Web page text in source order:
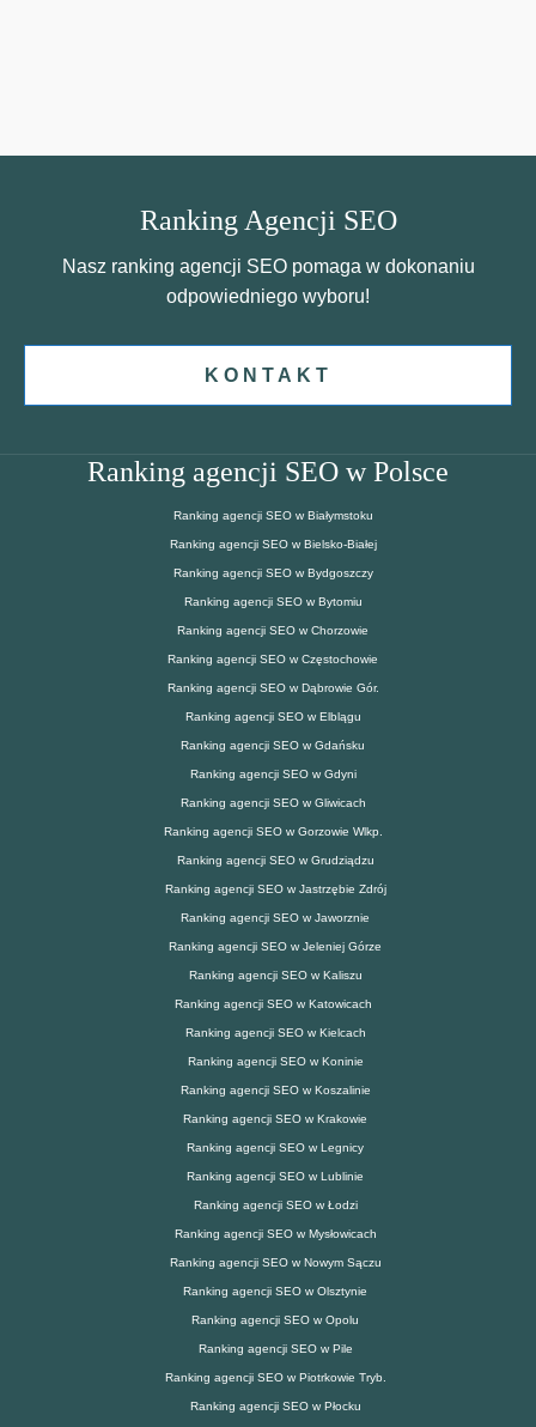
Ranking Agencji SEO
Nasz ranking agencji SEO pomaga w dokonaniu
odpowiedniego wyboru!
KONTAKT
Ranking agencji SEO w Polsce
Ranking agencji SEO w Białymstoku
Ranking agencji SEO w Bielsko-Białej
Ranking agencji SEO w Bydgoszczy
Ranking agencji SEO w Bytomiu
Ranking agencji SEO w Chorzowie
Ranking agencji SEO w Częstochowie
Ranking agencji SEO w Dąbrowie Gór.
Ranking agencji SEO w Elblągu
Ranking agencji SEO w Gdańsku
Ranking agencji SEO w Gdyni
Ranking agencji SEO w Gliwicach
Ranking agencji SEO w Gorzowie Wlkp.
Ranking agencji SEO w Grudziądzu
Ranking agencji SEO w Jastrzębie Zdrój
Ranking agencji SEO w Jaworznie
Ranking agencji SEO w Jeleniej Górze
Ranking agencji SEO w Kaliszu
Ranking agencji SEO w Katowicach
Ranking agencji SEO w Kielcach
Ranking agencji SEO w Koninie
Ranking agencji SEO w Koszalinie
Ranking agencji SEO w Krakowie
Ranking agencji SEO w Legnicy
Ranking agencji SEO w Lublinie
Ranking agencji SEO w Łodzi
Ranking agencji SEO w Mysłowicach
Ranking agencji SEO w Nowym Sączu
Ranking agencji SEO w Olsztynie
Ranking agencji SEO w Opolu
Ranking agencji SEO w Pile
Ranking agencji SEO w Piotrkowie Tryb.
Ranking agencji SEO w Płocku